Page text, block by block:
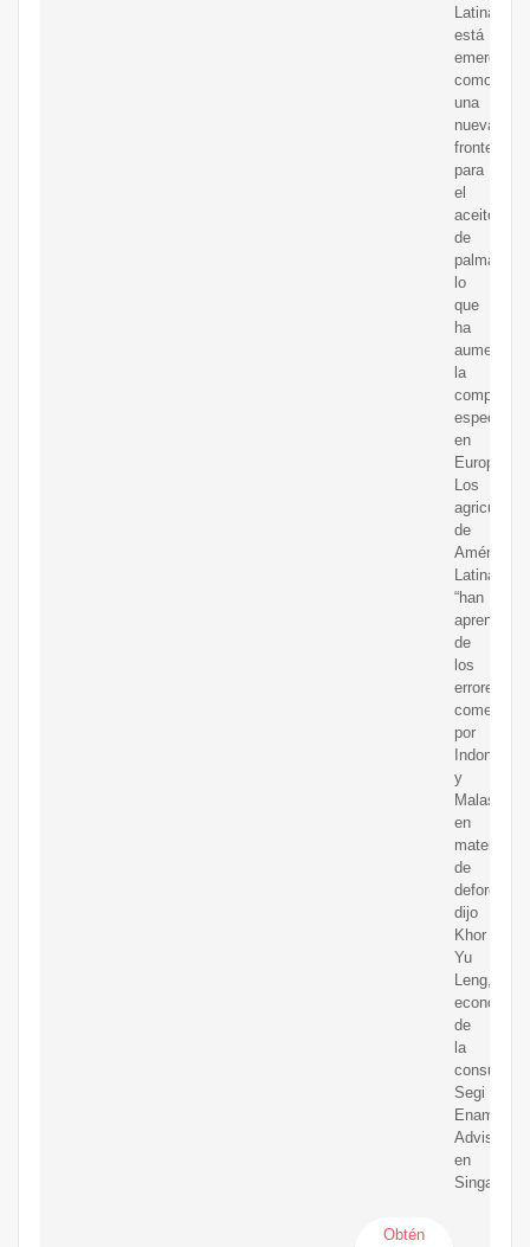
Latina
está
como
una
nueva
frontera
para
el
aceite
de
palma,
lo
que
ha
aumentado
la
en
Europa.
Los
de
América
Latina
“han
aprendido
de
los
errores
cometidos
por
Indonesia
y
Malasia
en
materia
de
dijo
Khor
Yu
Leng,
de
la
consultora
Segi
Enam
Advisors
en
Singapur.
Obtén